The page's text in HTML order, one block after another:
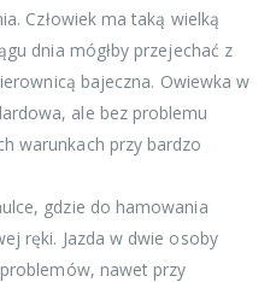
Człowiek ma taką wielką
dnia mógłby przejechać z
bajeczna. Owiewka w
ale bez problemu
warunkach przy bardzo
gdzie do hamowania
ręki. Jazda w dwie osoby
nawet przy